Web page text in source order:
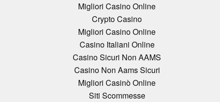
Migliori Casino Online
Crypto Casino
Migliori Casino Online
Casino Italiani Online
Casino Sicuri Non AAMS
Casino Non Aams Sicuri
Migliori Casinò Online
Siti Scommesse